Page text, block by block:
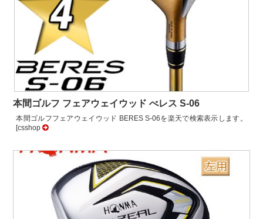
本間ゴルフ フェアウェイウッド べレス S-06
本間ゴルフフェアウェイウッド BERES S-06を楽天で検索表示します。
[csshop